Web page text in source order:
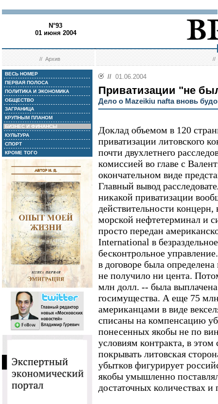
N°93
01 июня 2004
//Архив //
ВЕСЬ НОМЕР
ПЕРВАЯ ПОЛОСА
ПОЛИТИКА И ЭКОНОМИКА
ОБЩЕСТВО
ЗАГРАНИЦА
КРУПНЫМ ПЛАНОМ
БИЗНЕС И ФИНАНСЫ
КУЛЬТУРА
СПОРТ
КРОМЕ ТОГО
// 01.06.2004
Приватизации "не
Дело о Mazeikiu naftа вновь
Доклад объемом в 120
приватизации литовского
почти двухлетнего
комиссией во главе с
окончательном виде
Главный вывод
никакой приватизации
действительности
морской нефтетерминал и
просто передан
International в
бесконтрольное
в договоре была
не получило ни цента.
млн долл. -- была
госимущества. А еще 75
американцами в виде
списаны на компенсацию
понесенных якобы не по
условиям контракта, в
покрывать литовская
убытков фигурирует
якобы умышленно
достаточных количествах